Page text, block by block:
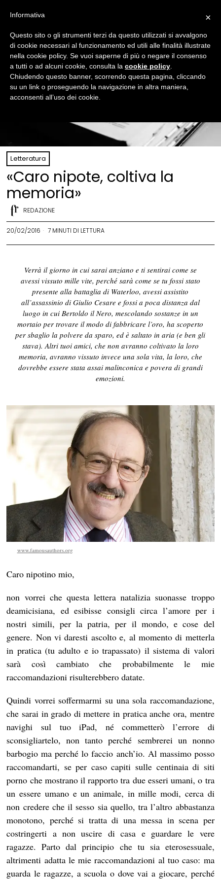
Letteratura
«Caro nipote, coltiva la
memoria»
REDAZIONE
20/02/2016 7 MINUTI DI LETTURA
Verrà il giorno in cui sarai anziano e ti sentirai come se
avessi vissuto mille vite, perché sarà come se tu fossi stato
presente alla battaglia di Waterloo, avessi assistito
all’assassinio di Giulio Cesare e fossi a poca distanza dal
luogo in cui Bertoldo il Nero, mescolando sostanze in un
mortaio per trovare il modo di fabbricare l’oro, ha scoperto
per sbaglio la polvere da sparo, ed è saltato in aria (e ben gli
stava). Altri tuoi amici, che non avranno coltivato la loro
memoria, avranno vissuto invece una sola vita, la loro, che
dovrebbe essere stata assai malinconica e povera di grandi
emozioni.
www.famousauthors.org
Caro nipotino mio,
non vorrei che questa lettera natalizia suonasse troppo
deamicisiana, ed esibisse consigli circa l’amore per i
nostri simili, per la patria, per il mondo, e cose del
genere. Non vi daresti ascolto e, al momento di metterla
in pratica (tu adulto e io trapassato) il sistema di valori
sarà così cambiato che probabilmente le mie
raccomandazioni risulterebbero datate.
Quindi vorrei soffermarmi su una sola raccomandazione,
che sarai in grado di mettere in pratica anche ora, mentre
navighi sul tuo iPad, né commetterò l’errore di
sconsigliartelo, non tanto perché sembrerei un nonno
barbogio ma perché lo faccio anch’io. Al massimo posso
raccomandarti, se per caso capiti sulle centinaia di siti
porno che mostrano il rapporto tra due esseri umani, o tra
un essere umano e un animale, in mille modi, cerca di
non credere che il sesso sia quello, tra l’altro abbastanza
monotono, perché si tratta di una messa in scena per
costringerti a non uscire di casa e guardare le vere
ragazze. Parto dal principio che tu sia eterosessuale,
altrimenti adatta le mie raccomandazioni al tuo caso: ma
guarda le ragazze, a scuola o dove vai a giocare, perché
×
Informativa
Questo sito o gli strumenti terzi da questo utilizzati si avvalgono
di cookie necessari al funzionamento ed utili alle finalità illustrate
nella cookie policy. Se vuoi saperne di più o negare il consenso
a tutti o ad alcuni cookie, consulta la cookie policy
Chiudendo questo banner, scorrendo questa pagina, cliccando
su un link o proseguendo la navigazione in altra maniera,
acconsenti all’uso dei cookie.